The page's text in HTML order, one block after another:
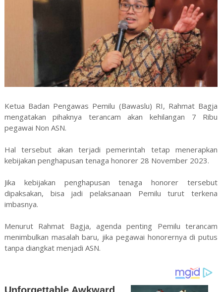
Ketua Badan Pengawas Pemilu (Bawaslu) RI, Rahmat Bagja
mengatakan pihaknya terancam akan kehilangan 7 Ribu
pegawai Non ASN.
Hal tersebut akan terjadi pemerintah tetap menerapkan
kebijakan penghapusan tenaga honorer 28 November 2023.
Jika kebijakan penghapusan tenaga honorer tersebut
dipaksakan, bisa jadi pelaksanaan Pemilu turut terkena
imbasnya.
Menurut Rahmat Bagja, agenda penting Pemilu terancam
menimbulkan masalah baru, jika pegawai honorernya di putus
tanpa diangkat menjadi ASN.